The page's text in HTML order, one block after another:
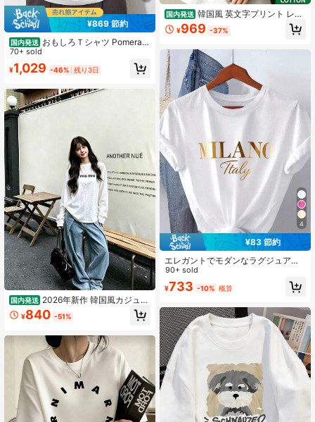
¥869 節約
国内発送 おもしろＴシャツ Pomerani
an ポメラニアン ジャンプ ユニーク
パロディ 面白い 服 ふざけ ウケ狙い
愛犬家 半袖クルーネックTシャツ 10
レディース ユニセックス 国内発送
70+ sold
¥1,029 -46% 残り3日
国内発送 2026年新作 韓国風カジュア
ル 万能 レディース 長袖・半袖Tシャ
ツ レディースTシャツ
¥840 -51%
国内発送 韓国風 英文字プリント レデ
ィース 綿Tシャツ 半袖 クルーネック
カジュアル 柔らかい肌触り 通気性抜
イリーカジュアルトップス
¥969 -37%
4
¥83 節約
エレガントでモダンなラグジュアリ
ーデザイン、大胆な輝くゴールドの
大文字「MILANO」とエレガントな
軽めのフォントで書かれた「ITAL
性用Tシャツ
90+ sold
¥733 -10% 概算